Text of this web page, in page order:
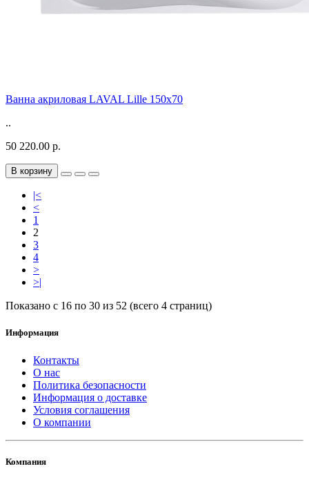
Ванна акриловая LAVAL Lille 150x70
..
50 220.00 р.
В корзину
|<
<
1
2
3
4
>
>|
Показано с 16 по 30 из 52 (всего 4 страниц)
Информация
Контакты
О нас
Политика безопасности
Информация о доставке
Условия соглашения
О компании
Компания